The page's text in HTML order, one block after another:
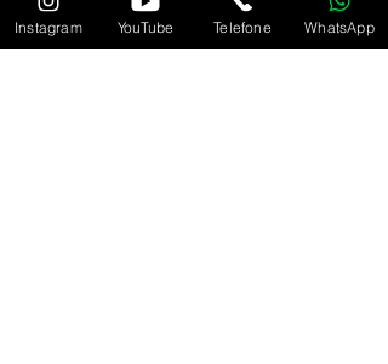
Instagram YouTube Telefone WhatsApp